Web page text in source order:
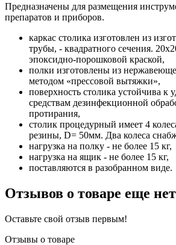
Предназначены для размещения
препаратов и приборов.
каркас столика изготовлен из
трубы, - квадратного сечения.
эпоксидно-порошковой краской,
полки изготовлены из
методом «прессовой вытяжки»,
поверхность столика устойчива к
средствам дезинфекционной
протирания,
столик процедурный имеет 4
резины, D= 50мм. Два колеса
нагрузка на полку - не более 15 кг,
нагрузка на ящик - не более 15 кг,
поставляются в разобранном виде.
Отзывов о товаре еще нет
Оставьте свой отзыв первым!
Отзывы о товаре